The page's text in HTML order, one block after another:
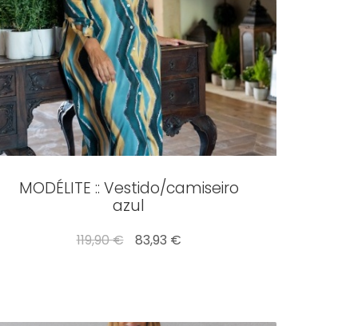
MODÉLITE :: Vestido/camiseiro
azul
119,90 € 83,93 €